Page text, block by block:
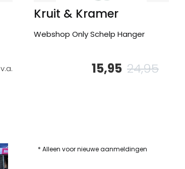
v.a.
Kruit & Kramer
Webshop Only Schelp Hanger
24,95
15,95
* Alleen voor nieuwe aanmeldingen